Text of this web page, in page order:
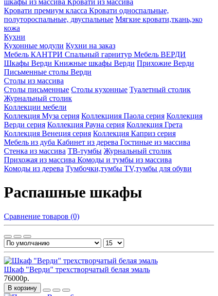
шкафы из массива Кровати из массива
Кровати премиум класса Кровати односпальные,
полутороспальные, двуспальные Мягкие кровати,ткань,эко
кожа
Кухни
Кухонные модули Кухни на заказ
Мебель КАНТРИ Спальный гарнитур Мебель ВЕРДИ
Шкафы Верди Книжные шкафы Верди Прихожие Верди
Письменные столы Верди
Столы из массива
Столы письменные Столы кухонные Туалетный столик
Журнальный столик
Коллекции мебели
Коллекция Муза серия Коллекциия Паола серия Коллекция
Верди серия Коллекция Рауна серия Коллекция Грета
Коллекция Венеция серия Коллекция Каприз серия
Мебель из дуба Кабинет из дерева Гостиные из массива
Стенка из массива ТВ-тумбы Журнальный столик
Прихожая из массива Комоды и тумбы из массива
Комоды из дерева Тумбочки,тумбы TV,тумбы для обуви
Распашные шкафы
Сравнение товаров (0)
Шкаф "Верди" трехстворчатый белая эмаль
76000р.
В корзину